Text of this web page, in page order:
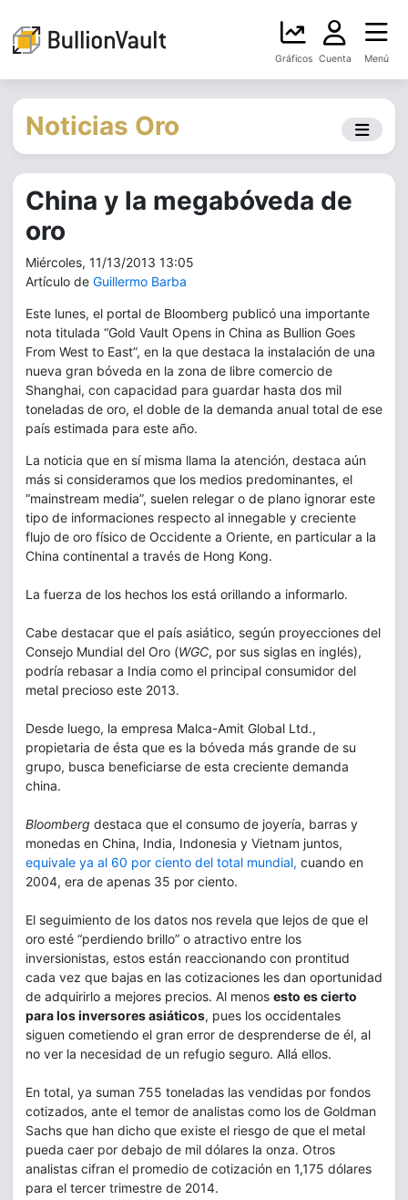
Gráficos Cuenta Menú
Noticias Oro
China y la megabóveda de
oro
Miércoles, 11/13/2013 13:05
Artículo de Guillermo Barba
Este lunes, el portal de Bloomberg publicó una importante
nota titulada “Gold Vault Opens in China as Bullion Goes
From West to East”, en la que destaca la instalación de una
nueva gran bóveda en la zona de libre comercio de
Shanghai, con capacidad para guardar hasta dos mil
toneladas de oro, el doble de la demanda anual total de ese
país estimada para este año.
La noticia que en sí misma llama la atención, destaca aún
más si consideramos que los medios predominantes, el
“mainstream media”, suelen relegar o de plano ignorar este
tipo de informaciones respecto al innegable y creciente
flujo de oro físico de Occidente a Oriente, en particular a la
China continental a través de Hong Kong.
La fuerza de los hechos los está orillando a informarlo.
Cabe destacar que el país asiático, según proyecciones del
Consejo Mundial del Oro (WGC, por sus siglas en inglés),
podría rebasar a India como el principal consumidor del
metal precioso este 2013.
Desde luego, la empresa Malca-Amit Global Ltd.,
propietaria de ésta que es la bóveda más grande de su
grupo, busca beneficiarse de esta creciente demanda
china.
Bloomberg destaca que el consumo de joyería, barras y
monedas en China, India, Indonesia y Vietnam juntos,
equivale ya al 60 por ciento del total mundial, cuando en
2004, era de apenas 35 por ciento.
El seguimiento de los datos nos revela que lejos de que el
oro esté “perdiendo brillo” o atractivo entre los
inversionistas, estos están reaccionando con prontitud
cada vez que bajas en las cotizaciones les dan oportunidad
de adquirirlo a mejores precios. Al menos esto es cierto
para los inversores asiáticos, pues los occidentales
siguen cometiendo el gran error de desprenderse de él, al
no ver la necesidad de un refugio seguro. Allá ellos.
En total, ya suman 755 toneladas las vendidas por fondos
cotizados, ante el temor de analistas como los de Goldman
Sachs que han dicho que existe el riesgo de que el metal
pueda caer por debajo de mil dólares la onza. Otros
analistas cifran el promedio de cotización en 1,175 dólares
para el tercer trimestre de 2014.